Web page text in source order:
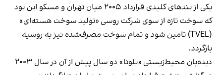
یکی از بندهای کلیدی قرارداد ۲۰۰۵ میان تهران و مسکو این بود
که سوخت تازه از سوی شرکت روسی «تولید سوخت هسته‌ای»
(TVEL) تامین شود و تمام سوخت مصرف‌شده نیز به روسیه
بازگردد.
دیده‌بان محیط‌زیستی «بلونا» دو سال پیش از آن در سال ۲۰۰۳